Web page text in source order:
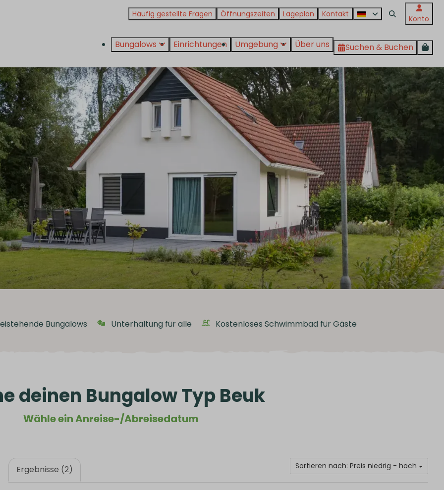
Häufig gestellte Fragen Öffnungszeiten Lageplan Kontakt Konto
Bungalows Einrichtungen Umgebung Über uns Suchen & Buchen
Bungalows Unterhaltung für alle Kostenloses Schwimmbad für Gäste
deinen Bungalow Typ Beuk
Wähle ein Anreise-/Abreisedatum
Sortieren nach: Preis niedrig - hoch
Ergebnisse (2)